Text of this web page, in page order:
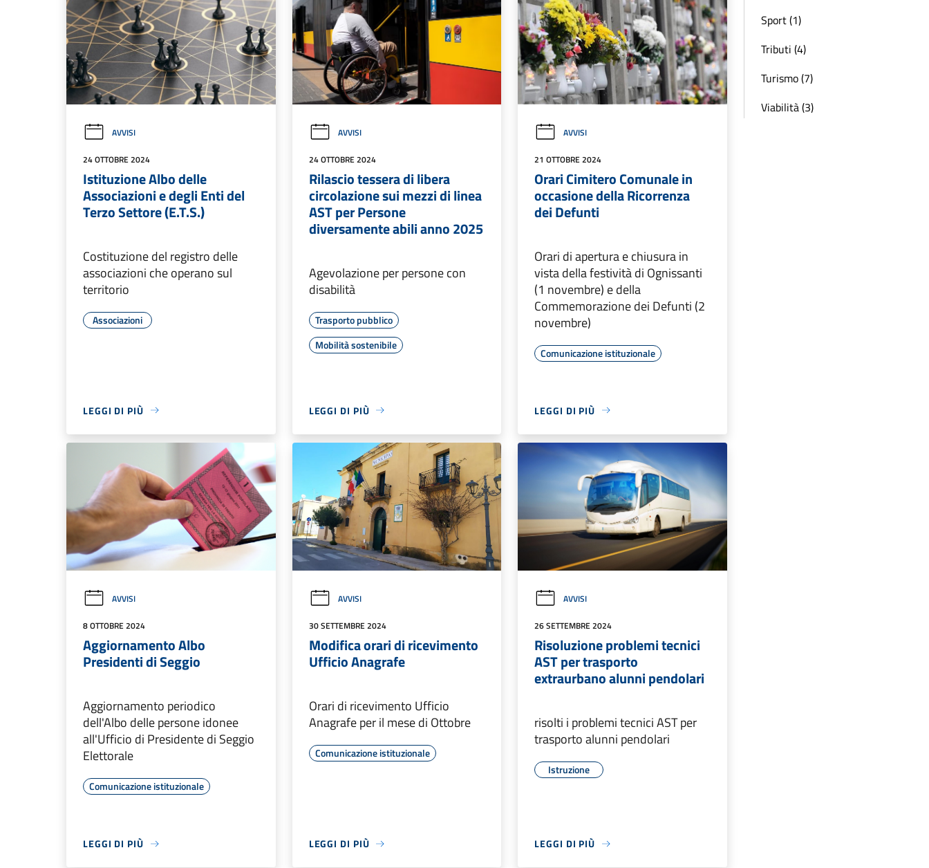
AVVISI
24 OTTOBRE 2024
Istituzione Albo delle
Associazioni e degli Enti del
Terzo Settore (E.T.S.)
Costituzione del registro delle
associazioni che operano sul
territorio
Associazioni
LEGGI DI PIÙ
AVVISI
24 OTTOBRE 2024
Rilascio tessera di libera
circolazione sui mezzi di linea
AST per Persone
diversamente abili anno 2025
Agevolazione per persone con
disabilità
Trasporto pubblico
Mobilità sostenibile
LEGGI DI PIÙ
AVVISI
21 OTTOBRE 2024
Orari Cimitero Comunale in
occasione della Ricorrenza
dei Defunti
Orari di apertura e chiusura in
vista della festività di Ognissanti
(1 novembre) e della
Commemorazione dei Defunti (2
novembre)
Comunicazione istituzionale
LEGGI DI PIÙ
AVVISI
8 OTTOBRE 2024
Aggiornamento Albo
Presidenti di Seggio
Aggiornamento periodico
dell'Albo delle persone idonee
all'Ufficio di Presidente di Seggio
Elettorale
Comunicazione istituzionale
LEGGI DI PIÙ
AVVISI
30 SETTEMBRE 2024
Modifica orari di ricevimento
Ufficio Anagrafe
Orari di ricevimento Ufficio
Anagrafe per il mese di Ottobre
Comunicazione istituzionale
LEGGI DI PIÙ
AVVISI
26 SETTEMBRE 2024
Risoluzione problemi tecnici
AST per trasporto
extraurbano alunni pendolari
risolti i problemi tecnici AST per
trasporto alunni pendolari
Istruzione
LEGGI DI PIÙ
Sport (1)
Tributi (4)
Turismo (7)
Viabilità (3)